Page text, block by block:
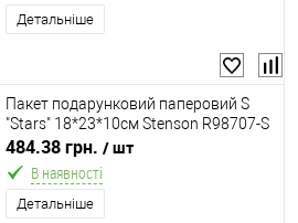
Детальніше
Пакет подарунковий паперовий S
"Stars" 18*23*10см Stenson R98707-S
484.38 грн. / шт
В наявності
Детальніше